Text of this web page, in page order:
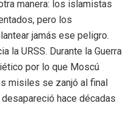
manera: los islamistas
pero los
jamás ese peligro.
la URSS. Durante la Guerra
por lo que Moscú
misiles se zanjó al final
hace décadas